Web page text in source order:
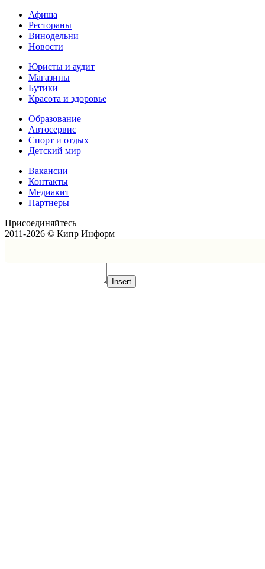
Афиша
Рестораны
Винодельни
Новости
Юристы и аудит
Магазины
Бутики
Красота и здоровье
Образование
Автосервис
Спорт и отдых
Детский мир
Вакансии
Контакты
Медиакит
Партнеры
Присоединяйтесь
2011-2026 © Кипр Информ
Insert